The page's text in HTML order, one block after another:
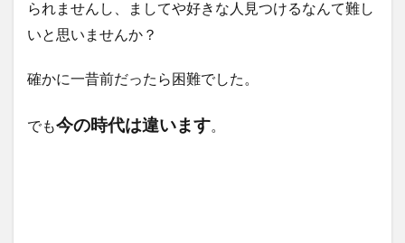
られませんし、ましてや好きな人見つけるなんて難し
いと思いませんか？
確かに一昔前だったら困難でした。
でも今の時代は違います